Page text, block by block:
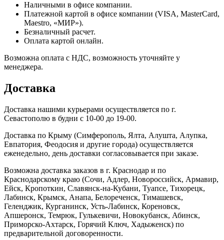
Наличными в офисе компании.
Платежной картой в офисе компании (VISA, MasterCard,
Maestro, «МИР»).
Безналичный расчет.
Оплата картой онлайн.
Возможна оплата с НДС, возможность уточняйте у
менеджера.
Доставка
Доставка нашими курьерами осуществляется по г.
Севастополю в будни с 10-00 до 19-00.
Доставка по Крыму (Симферополь, Ялта, Алушта, Алупка,
Евпатория, Феодосия и другие города) осуществляется
еженедельно, день доставки согласовывается при заказе.
Возможна доставка заказов в г. Краснодар и по
Краснодарскому краю (Сочи, Адлер, Новороссийск, Армавир,
Ейск, Кропоткин, Славянск-на-Кубани, Туапсе, Тихорецк,
Лабинск, Крымск, Анапа, Белореченск, Тимашевск,
Геленджик, Курганинск, Усть-Лабинск, Кореновск,
Апшеронск, Темрюк, Гулькевичи, Новокубанск, Абинск,
Приморско-Ахтарск, Горячий Ключ, Хадыженск) по
предварительной договоренности.